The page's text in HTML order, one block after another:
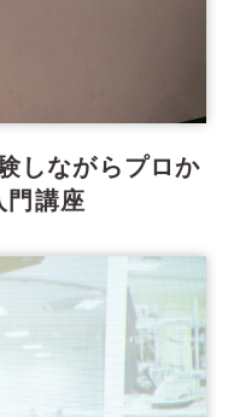
しながらプロか
門講座